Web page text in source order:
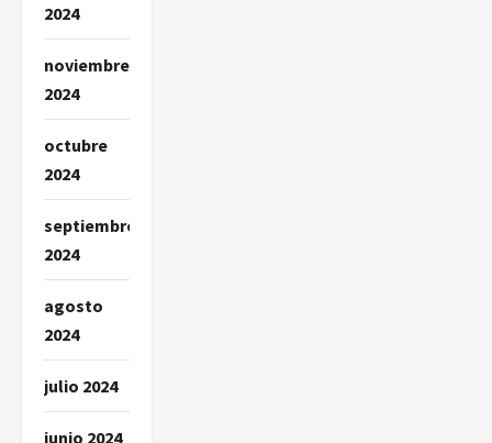
2024
noviembre
2024
octubre
2024
septiembre
2024
agosto
2024
julio 2024
junio 2024